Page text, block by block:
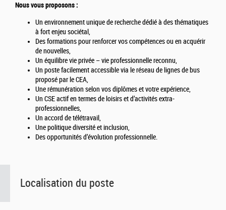
Nous vous proposons :
Un environnement unique de recherche dédié à des thématiques
à fort enjeu sociétal,
Des formations pour renforcer vos compétences ou en acquérir
de nouvelles,
Un équilibre vie privée – vie professionnelle reconnu,
Un poste facilement accessible via le réseau de lignes de bus
proposé par le CEA,
Une rémunération selon vos diplômes et votre expérience,
Un CSE actif en termes de loisirs et d’activités extra-
professionnelles,
Un accord de télétravail,
Une politique diversité et inclusion,
Des opportunités d’évolution professionnelle.
Localisation du poste